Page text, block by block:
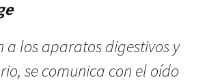
a los aparatos digestivos y
se comunica con el oído